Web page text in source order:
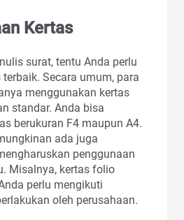
Kertas
surat, tentu Anda perlu
Secara umum, para
menggunakan kertas
standar. Anda bisa
berukuran F4 maupun A4.
ada juga
penggunaan
Misalnya, kertas folio
perlu mengikuti
oleh perusahaan.